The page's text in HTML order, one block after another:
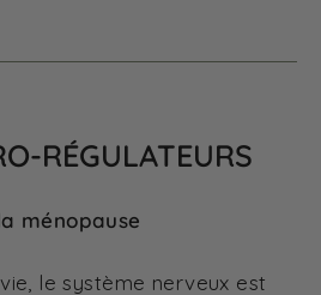
RÉGULATEURS
ménopause
le système nerveux est